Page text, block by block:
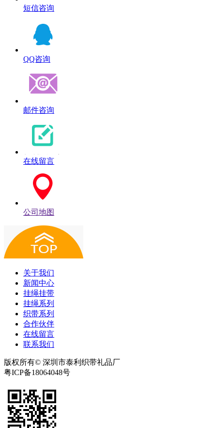
短信咨询
QQ咨询
邮件咨询
在线留言
公司地图
关于我们
新闻中心
挂绳挂带
挂绳系列
织带系列
合作伙伴
在线留言
联系我们
版权所有© 深圳市泰利织带礼品厂
粤ICP备18064048号